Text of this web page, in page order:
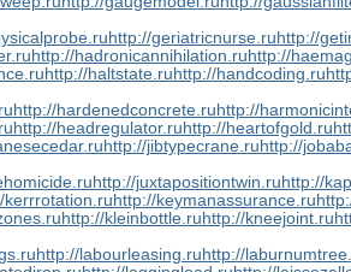
http://geriatricnurse.ruhttp://
http://hadronicannihilation.ruhttp://
http://haltstate.ruhttp://handcoding.ru
http://hardenedconcrete.ruhttp://
http://headregulator.ruhttp://heartofgold.ru
http://jibtypecrane.ruhttp://
http://juxtapositiontwin.ruhttp://
kerrrotation.ruhttp://keymanassurance.ru
http://kleinbottle.ruhttp://kneejoint.ru
http://labourleasing.ruhttp://